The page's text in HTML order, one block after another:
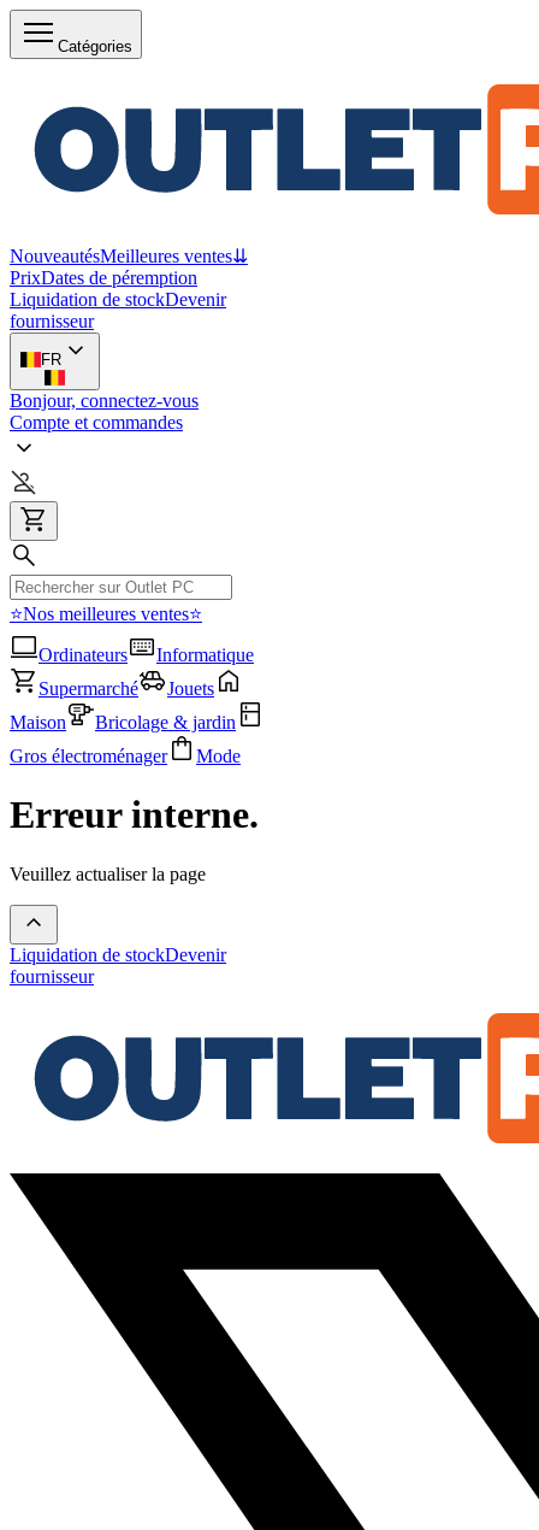
Catégories
NouveautésMeilleures ventes⇊
PrixDates de péremption
Liquidation de stockDevenir
fournisseur
FR
Bonjour, connectez-vous
Compte et commandes
⭐Nos meilleures ventes⭐
Ordinateurs
Informatique
Supermarché
Jouets
Maison
Bricolage & jardin
Gros électroménager
Mode
Erreur interne.
Veuillez actualiser la page
Liquidation de stockDevenir
fournisseur